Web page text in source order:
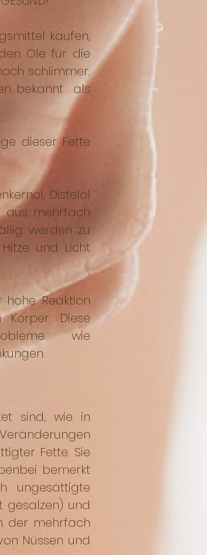
kaufen,
Öle für die
schlimmer,
als
dieser Fette
Distelöl
aus mehrfach
werden zu
und Licht
Reaktion
Diese
wie
sind, wie in
Fette. Sie
bemerkt
ungesättigte
gesalzen) und
der mehrfach
Nüssen und